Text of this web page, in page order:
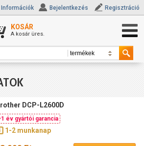
Információk Bejelentkezés Regisztráció
KOSÁR
A kosár üres.
DCP-L2600D
év gyártói garancia
1-2 munkanap